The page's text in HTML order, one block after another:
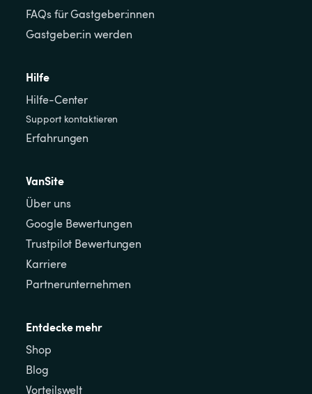
FAQs für Gastgeber:innen
Gastgeber:in werden
Hilfe
Hilfe-Center
Support kontaktieren
Erfahrungen
VanSite
Über uns
Google Bewertungen
Trustpilot Bewertungen
Karriere
Partnerunternehmen
Entdecke mehr
Shop
Blog
Vorteilswelt